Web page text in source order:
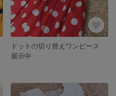
ドットの切り替えワンピース
展示中